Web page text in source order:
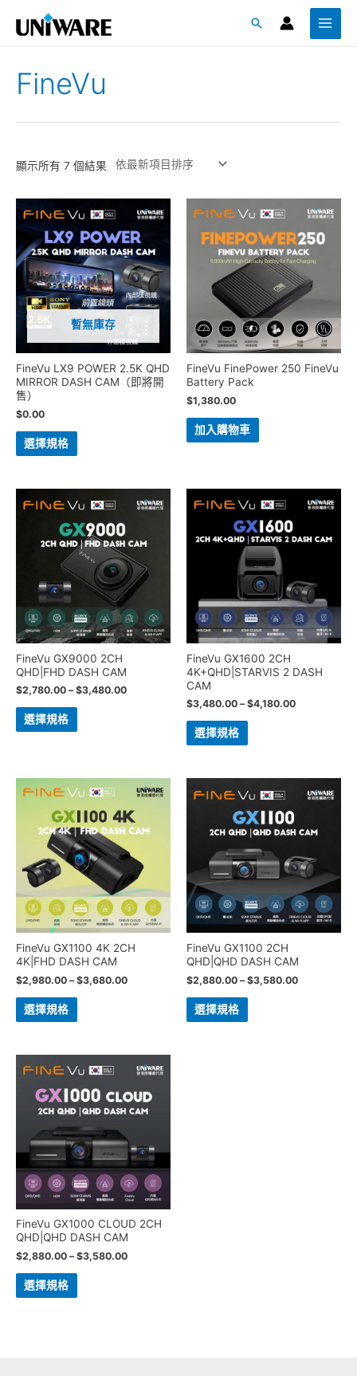
搜
Main
Menu
FineVu
顯示所有 7 個結果
暫無庫存
FineVu LX9 POWER 2.5K QHD
MIRROR DASH CAM（即將開
售）
$0.00
選擇規格
FineVu FinePower 250 FineVu
Battery Pack
$1,380.00
加入購物車
FineVu GX9000 2CH
QHD|FHD DASH CAM
$2,780.00 –$3,480.00
選擇規格
FineVu GX1600 2CH
4K+QHD|STARVIS 2 DASH
CAM
$3,480.00 –$4,180.00
選擇規格
FineVu GX1100 4K 2CH
4K|FHD DASH CAM
$2,980.00 –$3,680.00
選擇規格
FineVu GX1100 2CH
QHD|QHD DASH CAM
$2,880.00 –$3,580.00
選擇規格
FineVu GX1000 CLOUD 2CH
QHD|QHD DASH CAM
$2,880.00 –$3,580.00
選擇規格